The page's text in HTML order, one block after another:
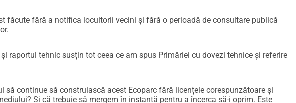
făcute fără a notifica locuitorii vecini și fără o perioadă de consultare publică
raportul tehnic susțin tot ceea ce am spus Primăriei cu dovezi tehnice și referire
să continue să construiască acest Ecoparc fără licențele corespunzătoare și
Și că trebuie să mergem în instanță pentru a încerca să-i oprim. Este